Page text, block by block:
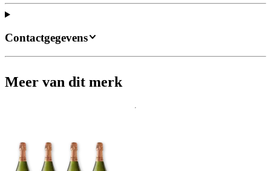
Contactgegevens
Meer van dit merk